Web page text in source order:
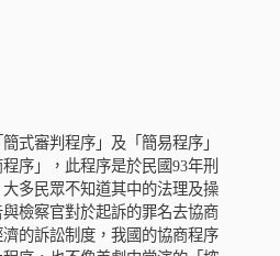
式審判程序」及「簡易程序」
序」，此程序是於民國93年刑
多民眾不知道其中的法理及操
檢察官對於起訴的罪名去協商
的訴訟制度，我國的協商程序